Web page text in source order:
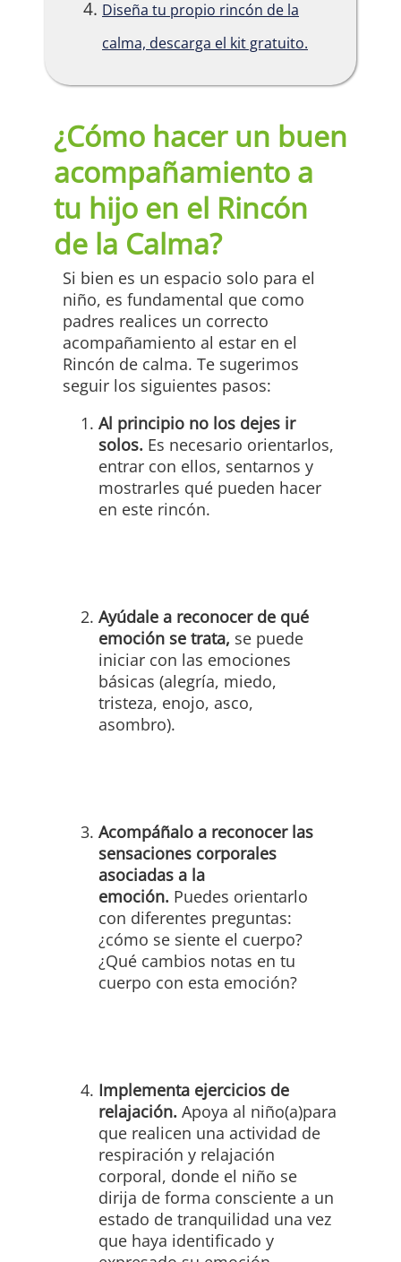
Diseña tu propio rincón de la
calma, descarga el kit gratuito.
¿Cómo hacer un buen
acompañamiento a
tu hijo en el Rincón
de la Calma?
Si bien es un espacio solo para el
niño, es fundamental que como
padres realices un correcto
acompañamiento al estar en el
Rincón de calma. Te sugerimos
seguir los siguientes pasos:
Al principio no los dejes ir
solos. Es necesario orientarlos,
entrar con ellos, sentarnos y
mostrarles qué pueden hacer
en este rincón.
Ayúdale a reconocer de qué
emoción se trata, se puede
iniciar con las emociones
básicas (alegría, miedo,
tristeza, enojo, asco,
asombro).
Acompáñalo a reconocer las
sensaciones corporales
asociadas a la
emoción. Puedes orientarlo
con diferentes preguntas:
¿cómo se siente el cuerpo?
¿Qué cambios notas en tu
cuerpo con esta emoción?
Implementa ejercicios de
relajación. Apoya al niño(a)para
que realicen una actividad de
respiración y relajación
corporal, donde el niño se
dirija de forma consciente a un
estado de tranquilidad una vez
que haya identificado y